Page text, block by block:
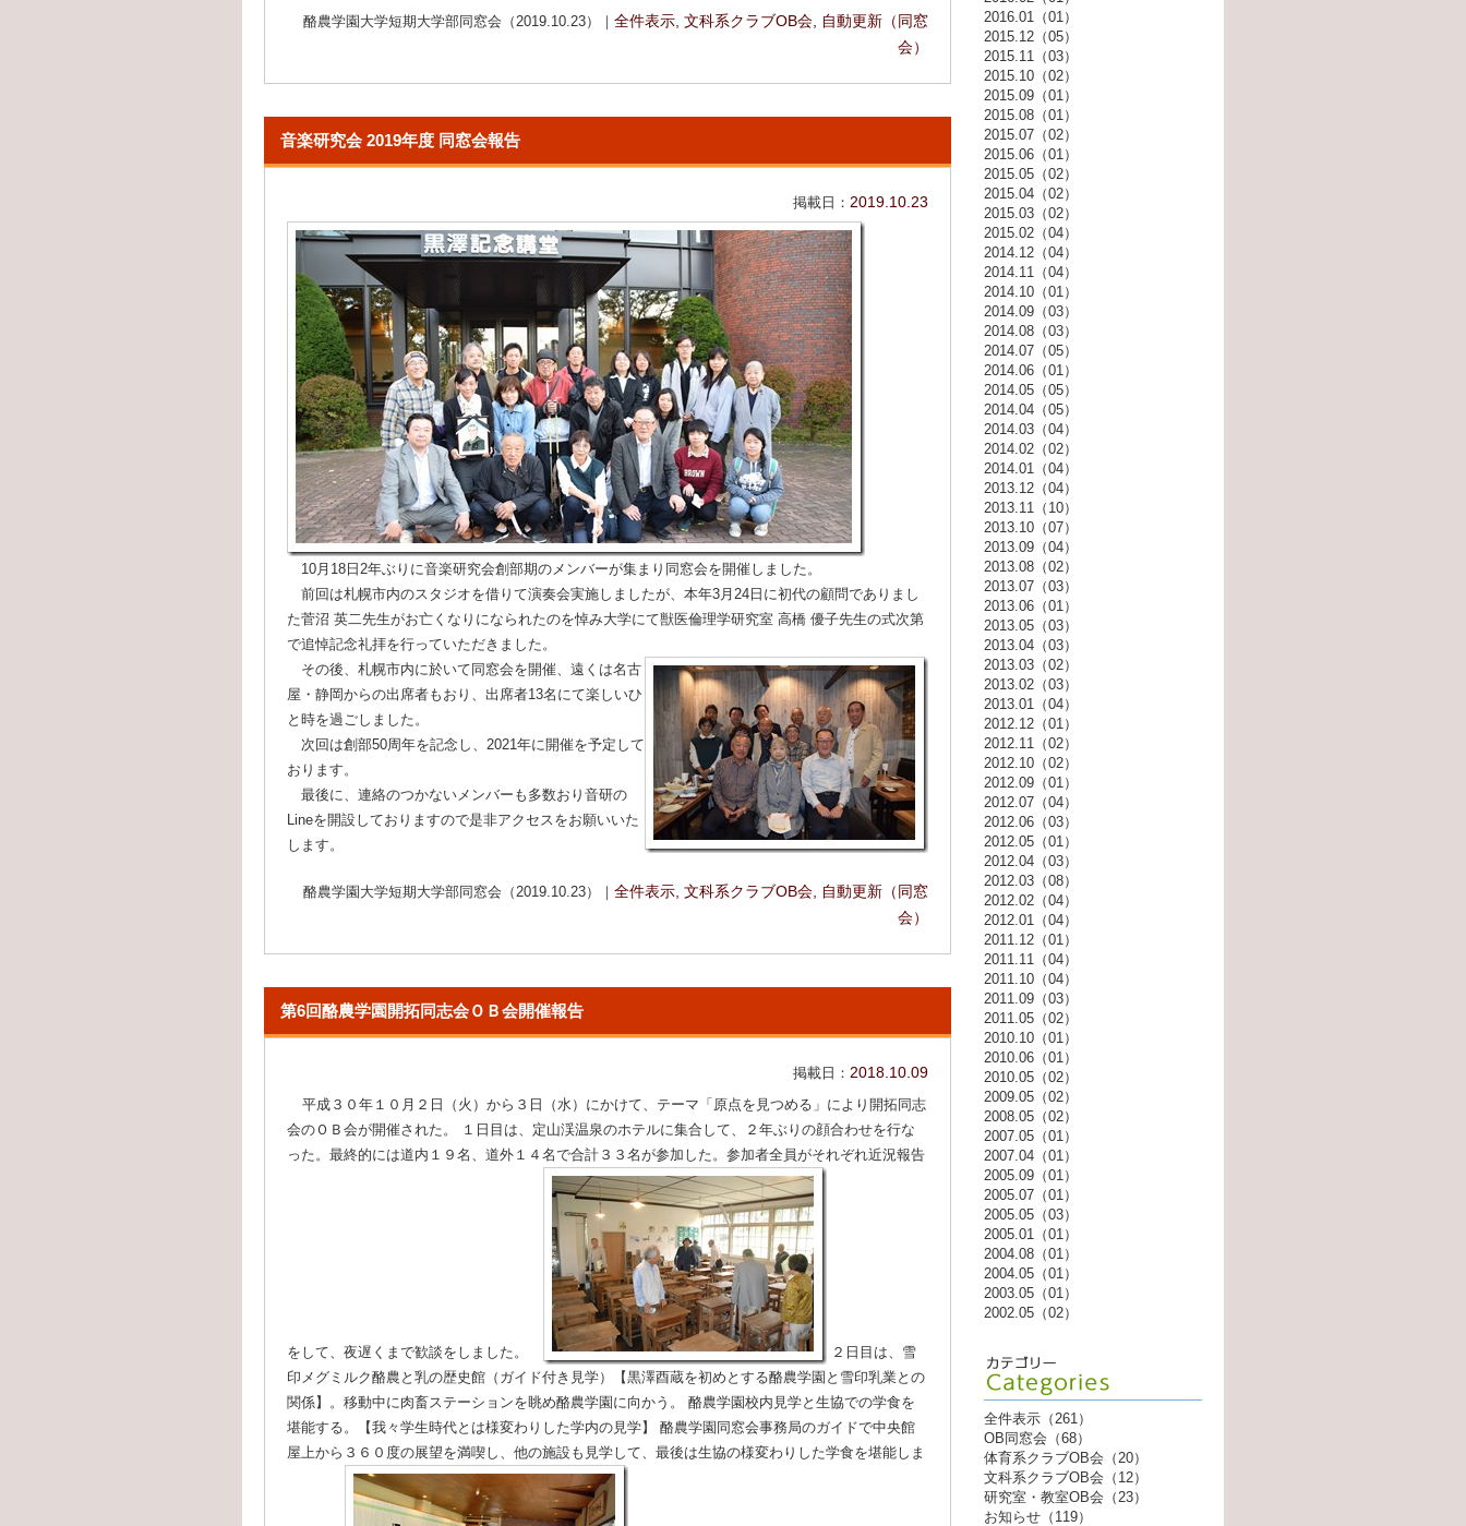
酪農学園大学短期大学部同窓会（2019.10.23）｜ 全件表示, 文科系クラブOB会, 自動更新（同窓
会）
音楽研究会 2019年度 同窓会報告
掲載日： 2019.10.23
10月18日2年ぶりに音楽研究会創部期のメンバーが集まり同窓会を開催しました。
前回は札幌市内のスタジオを借りて演奏会実施しましたが、本年3月24日に初代の顧問でありまし
た菅沼 英二先生がお亡くなりになられたのを悼み大学にて獣医倫理学研究室 高橋 優子先生の式次第
で追悼記念礼拝を行っていただきました。
その後、札幌市内に於いて同窓会を開催、遠くは名古
屋・静岡からの出席者もおり、出席者13名にて楽しいひ
と時を過ごしました。
次回は創部50周年を記念し、2021年に開催を予定して
おります。
最後に、連絡のつかないメンバーも多数おり音研の
Lineを開設しておりますので是非アクセスをお願いいた
します。
酪農学園大学短期大学部同窓会（2019.10.23）｜ 全件表示, 文科系クラブOB会, 自動更新（同窓
会）
第6回酪農学園開拓同志会ＯＢ会開催報告
掲載日： 2018.10.09
平成３０年１０月２日（火）から３日（水）にかけて、テーマ「原点を見つめる」により開拓同志
会のＯＢ会が開催された。 １日目は、定山渓温泉のホテルに集合して、２年ぶりの顔合わせを行な
った。最終的には道内１９名、道外１４名で合計３３名が参加した。参加者全員がそれぞれ近況報告
をして、夜遅くまで歓談をしました。
２日目は、雪
印メグミルク酪農と乳の歴史館（ガイド付き見学）【黒澤酉蔵を初めとする酪農学園と雪印乳業との
関係】。移動中に肉畜ステーションを眺め酪農学園に向かう。 酪農学園校内見学と生協での学食を
堪能する。【我々学生時代とは様変わりした学内の見学】 酪農学園同窓会事務局のガイドで中央館
屋上から３６０度の展望を満喫し、他の施設も見学して、最後は生協の様変わりした学食を堪能しま
2016.01（01）
2015.12（05）
2015.11（03）
2015.10（02）
2015.09（01）
2015.08（01）
2015.07（02）
2015.06（01）
2015.05（02）
2015.04（02）
2015.03（02）
2015.02（04）
2014.12（04）
2014.11（04）
2014.10（01）
2014.09（03）
2014.08（03）
2014.07（05）
2014.06（01）
2014.05（05）
2014.04（05）
2014.03（04）
2014.02（02）
2014.01（04）
2013.12（04）
2013.11（10）
2013.10（07）
2013.09（04）
2013.08（02）
2013.07（03）
2013.06（01）
2013.05（03）
2013.04（03）
2013.03（02）
2013.02（03）
2013.01（04）
2012.12（01）
2012.11（02）
2012.10（02）
2012.09（01）
2012.07（04）
2012.06（03）
2012.05（01）
2012.04（03）
2012.03（08）
2012.02（04）
2012.01（04）
2011.12（01）
2011.11（04）
2011.10（04）
2011.09（03）
2011.05（02）
2010.10（01）
2010.06（01）
2010.05（02）
2009.05（02）
2008.05（02）
2007.05（01）
2007.04（01）
2005.09（01）
2005.07（01）
2005.05（03）
2005.01（01）
2004.08（01）
2004.05（01）
2003.05（01）
2002.05（02）
全件表示（261）
OB同窓会（68）
体育系クラブOB会（20）
文科系クラブOB会（12）
研究室・教室OB会（23）
お知らせ（119）